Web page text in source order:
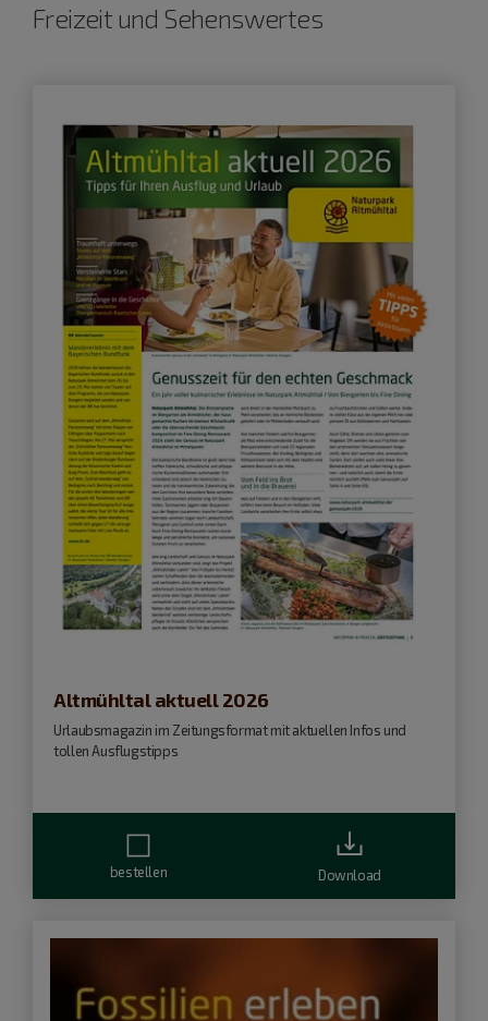
Freizeit und Sehenswertes
Altmühltal aktuell 2026
Urlaubsmagazin im Zeitungsformat mit aktuellen Infos und
tollen Ausflugstipps
bestellen Download